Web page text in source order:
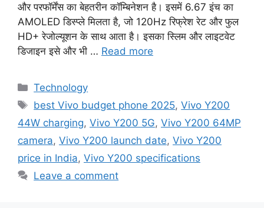
और परफॉर्मेंस का बेहतरीन कॉम्बिनेशन है। इसमें 6.67 इंच का
AMOLED डिस्प्ले मिलता है, जो 120Hz रिफ्रेश रेट और फुल
HD+ रेजोल्यूशन के साथ आता है। इसका स्लिम और लाइटवेट
डिजाइन इसे और भी … Read more
Categories
Technology
Tags
best Vivo budget phone 2025,Vivo Y200
44W charging, Vivo Y200 5G, Vivo Y200 64MP
camera, Vivo Y200 launch date, Vivo Y200
price in India, Vivo Y200 specifications
Leave a comment